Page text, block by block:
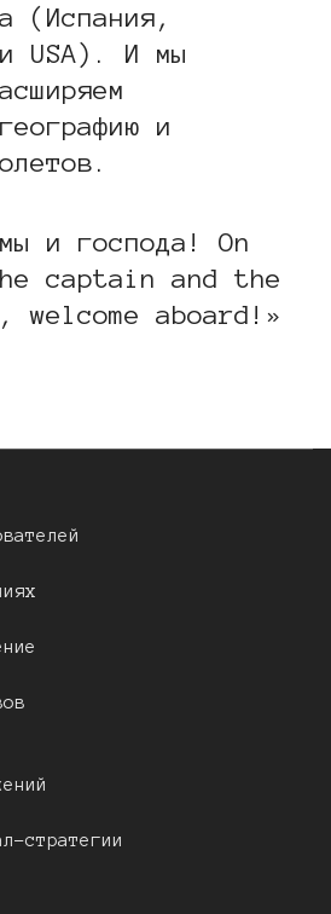
(Испания,
USA). И мы
и
и господа! On
captain and the
aboard!»
стратегии